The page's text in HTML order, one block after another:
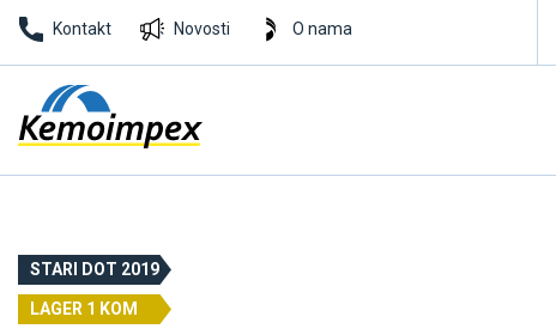
Kontakt Novosti O nama
STARI DOT 2019
LAGER 1 KOM